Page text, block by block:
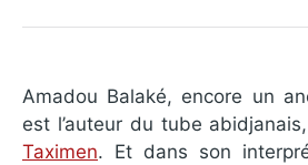
Amadou Balaké, encore un
est l’auteur du tube
Taximen. Et dans son